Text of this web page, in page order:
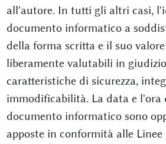
all'autore. In tutti gli altri casi,
documento informatico a
della forma scritta e il suo
liberamente valutabili in
caratteristiche di sicurezza,
immodificabilità. La data e l'ora
documento informatico sono
apposte in conformità alle Linee